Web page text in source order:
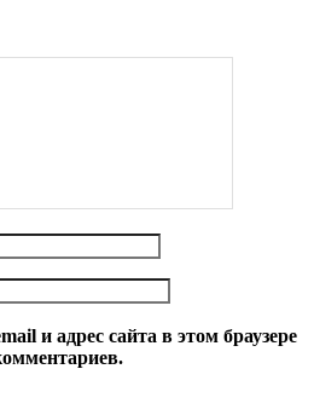
и адрес сайта в этом браузере